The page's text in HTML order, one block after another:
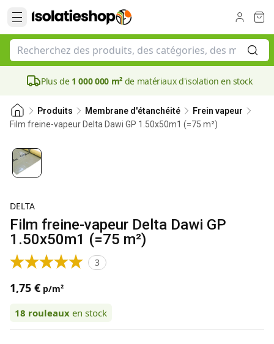
Plus de 1 000 000 m²de matériaux d'isolation en stock
Produits Membrane d'étanchéité
Frein vapeur
Film freine-vapeur Delta Dawi GP 1.50x50m1 (=75 m²)
DELTA
Film freine-vapeur Delta Dawi GP
1.50x50m1 (=75 m²)
3
1,75 € p/m²
18 rouleaux en stock